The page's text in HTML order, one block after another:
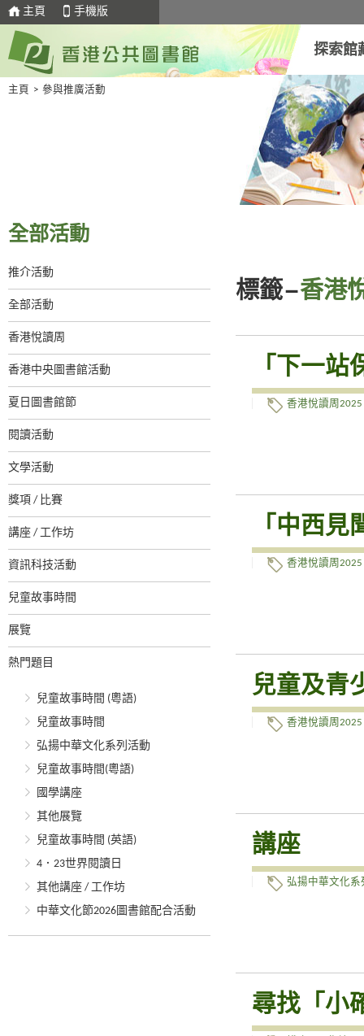
主頁 手機版
探索館
主頁 > 參與推廣活動
全部活動
推介活動
全部活動
香港悅讀周
香港中央圖書館活動
夏日圖書館節
閱讀活動
文學活動
獎項 / 比賽
講座 / 工作坊
資訊科技活動
兒童故事時間
展覽
熱門題目
兒童故事時間 (粵語)
兒童故事時間
弘揚中華文化系列活動
兒童故事時間(粵語)
國學講座
其他展覽
兒童故事時間 (英語)
4．23世界閱讀日
其他講座 / 工作坊
中華文化節2026圖書館配合活動
標籤–香港
「下一
香港悅讀周2025
「中西見
香港悅讀周2025
兒童及青
香港悅讀周2025
講座
弘揚中華文化系
尋找「小